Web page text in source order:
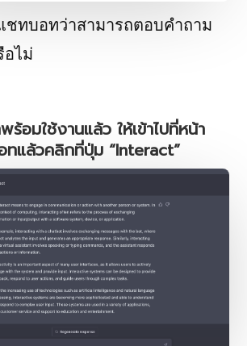
ชทบอทว่าสามารถตอบคำถาม
อไม่
ร้อมใช้งานแล้ว ให้เข้าไปที่หน้า
ทแล้วคลิกที่ปุ่ม “Interact”